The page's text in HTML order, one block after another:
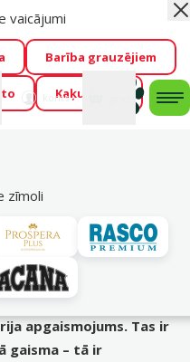
cenas mīluļu TOP
tieši Tavs mīlulis
→Piedalīties
Mans
konts
vaicājumi
Barība grauzējiem
Kaķu mājas
zīmoli
kā izvēlēties pareizo
mājdzīvnieka turēšana
vidi, kur terārijs ieņem
terārija elementiem,
veselību, labsajūtu un
apgaismojums. Tas ir
gaisma – tā ir